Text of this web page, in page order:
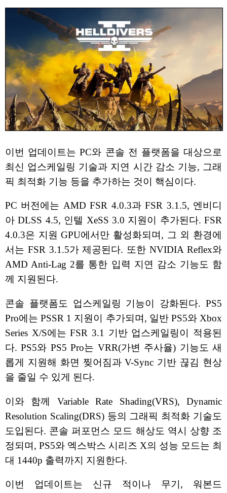
이번 업데이트는 PC와 콘솔 전 플랫폼을 대상으로
최신 업스케일링 기술과 지연 시간 감소 기능, 그래
픽 최적화 기능 등을 추가하는 것이 핵심이다.
PC 버전에는 AMD FSR 4.0.3과 FSR 3.1.5, 엔비디
아 DLSS 4.5, 인텔 XeSS 3.0 지원이 추가된다. FSR
4.0.3은 지원 GPU에서만 활성화되며, 그 외 환경에
서는 FSR 3.1.5가 제공된다. 또한 NVIDIA Reflex와
AMD Anti-Lag 2를 통한 입력 지연 감소 기능도 함
께 지원된다.
콘솔 플랫폼도 업스케일링 기능이 강화된다. PS5
Pro에는 PSSR 1 지원이 추가되며, 일반 PS5와 Xbox
Series X/S에는 FSR 3.1 기반 업스케일링이 적용된
다. PS5와 PS5 Pro는 VRR(가변 주사율) 기능도 새
롭게 지원해 화면 찢어짐과 V-Sync 기반 끊김 현상
을 줄일 수 있게 된다.
이와 함께 Variable Rate Shading(VRS), Dynamic
Resolution Scaling(DRS) 등의 그래픽 최적화 기술도
도입된다. 콘솔 퍼포먼스 모드 해상도 역시 상향 조
정되며, PS5와 엑스박스 시리즈 X의 성능 모드는 최
대 1440p 출력까지 지원한다.
이번 업데이트는 신규 적이나 무기, 워본드